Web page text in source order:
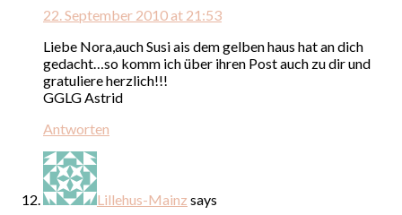
22. September 2010 at 21:53
Liebe Nora,auch Susi ais dem gelben haus hat an dich
gedacht…so komm ich über ihren Post auch zu dir und
gratuliere herzlich!!!
GGLG Astrid
Antworten
Lillehus-Mainz says